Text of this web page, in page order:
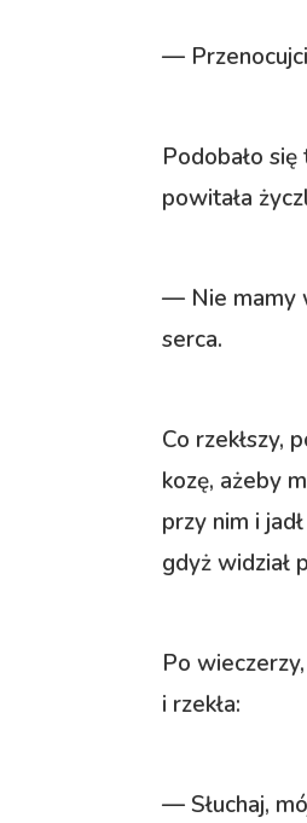
—
Podobało
powitała
— Nie mamy
serca.
Co rzekłszy,
kozę, ażeby
przy nim i
gdyż widział
Po
i rzekła:
— Słuchaj,